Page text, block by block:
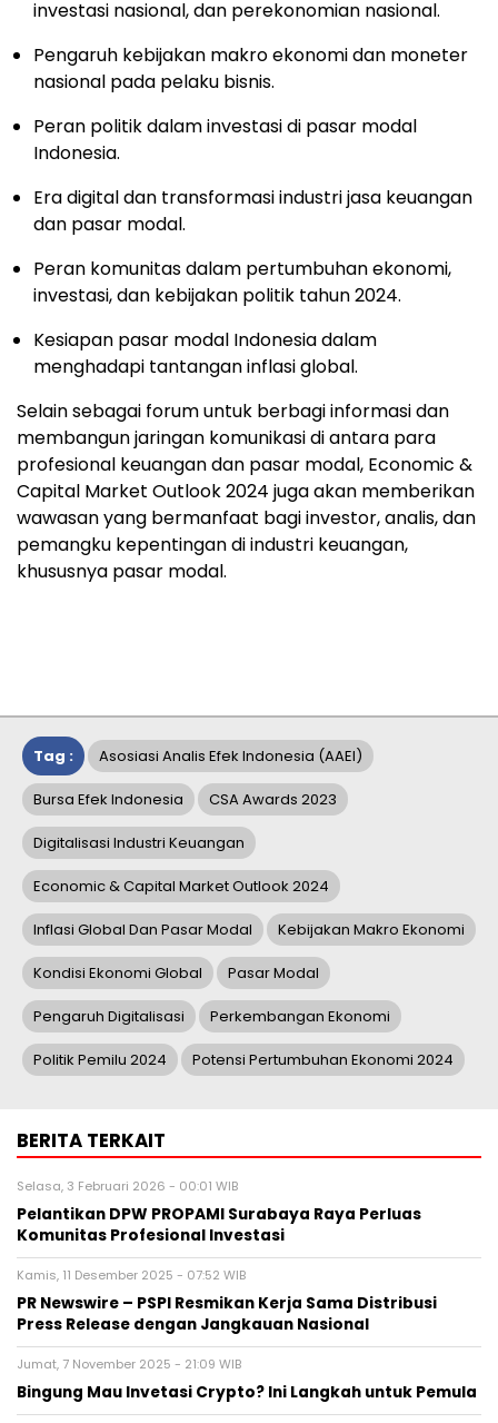
investasi nasional, dan perekonomian nasional.
Pengaruh kebijakan makro ekonomi dan moneter
nasional pada pelaku bisnis.
Peran politik dalam investasi di pasar modal
Indonesia.
Era digital dan transformasi industri jasa keuangan
dan pasar modal.
Peran komunitas dalam pertumbuhan ekonomi,
investasi, dan kebijakan politik tahun 2024.
Kesiapan pasar modal Indonesia dalam
menghadapi tantangan inflasi global.
Selain sebagai forum untuk berbagi informasi dan
membangun jaringan komunikasi di antara para
profesional keuangan dan pasar modal, Economic &
Capital Market Outlook 2024 juga akan memberikan
wawasan yang bermanfaat bagi investor, analis, dan
pemangku kepentingan di industri keuangan,
khususnya pasar modal.
Tag : Asosiasi Analis Efek Indonesia (AAEI)
Bursa Efek Indonesia CSA Awards 2023
Digitalisasi Industri Keuangan
Economic & Capital Market Outlook 2024
Inflasi Global Dan Pasar Modal Kebijakan Makro Ekonomi
Kondisi Ekonomi Global Pasar Modal
Pengaruh Digitalisasi Perkembangan Ekonomi
Politik Pemilu 2024 Potensi Pertumbuhan Ekonomi 2024
BERITA TERKAIT
Selasa, 3 Februari 2026 - 00:01 WIB
Pelantikan DPW PROPAMI Surabaya Raya Perluas
Komunitas Profesional Investasi
Kamis, 11 Desember 2025 - 07:52 WIB
PR Newswire – PSPI Resmikan Kerja Sama Distribusi
Press Release dengan Jangkauan Nasional
Jumat, 7 November 2025 - 21:09 WIB
Bingung Mau Invetasi Crypto? Ini Langkah untuk Pemula